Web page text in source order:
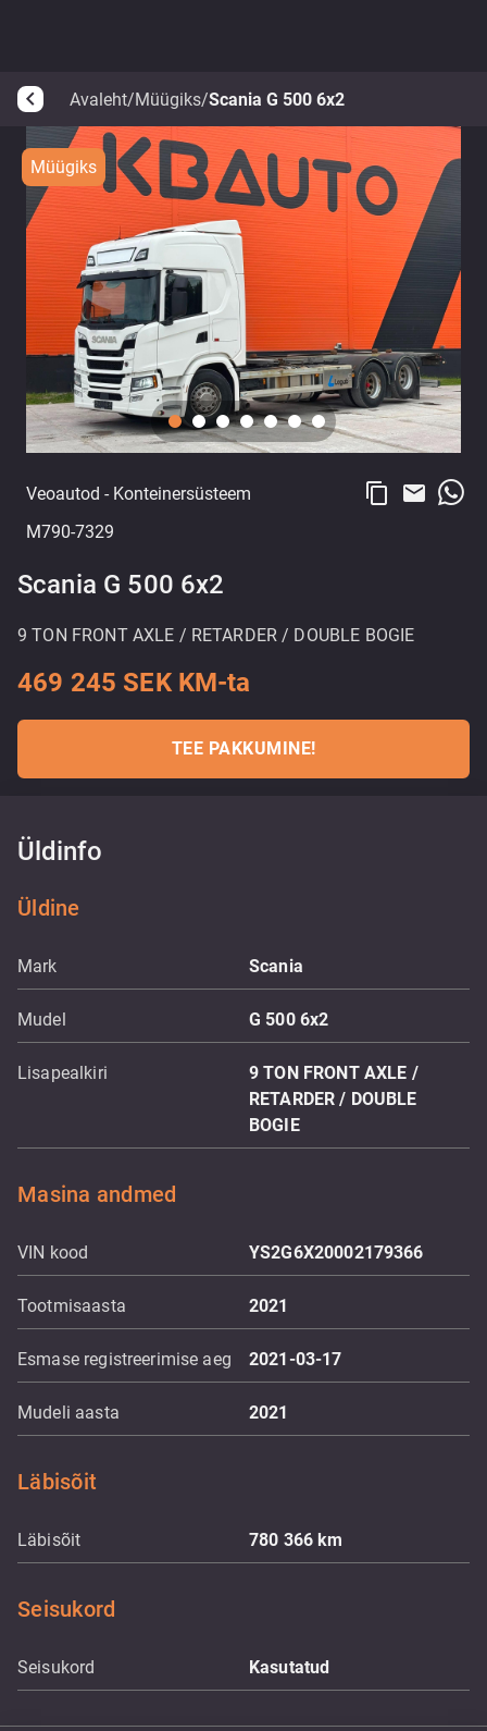
arrow_back_ios Avaleht/Müügiks/Scania G 500 6x2
Müügiks
Veoautod - Konteinersüsteem
M790-7329
content_copy email
Scania G 500 6x2
9 TON FRONT AXLE / RETARDER / DOUBLE BOGIE
469 245 SEK KM-ta
TEE PAKKUMINE!
Üldinfo
Üldine
Mark Scania
Mudel G 500 6x2
Lisapealkiri
9 TON FRONT AXLE /
RETARDER / DOUBLE
BOGIE
Masina andmed
VIN kood YS2G6X20002179366
Tootmisaasta 2021
Esmase registreerimise aeg 2021-03-17
Mudeli aasta 2021
Läbisõit
Läbisõit 780 366km
Seisukord
Seisukord Kasutatud